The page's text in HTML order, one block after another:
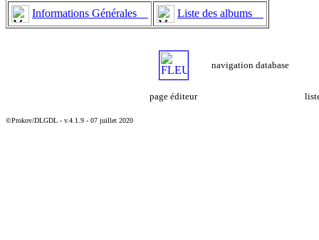
Informations Générales Liste des albums
navigation database
page éditeur
©Prokov/DLGDL - v.4.1.9 - 07 juillet 2020